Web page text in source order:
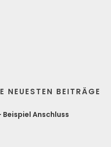
BEITRÄGE
Anschluss